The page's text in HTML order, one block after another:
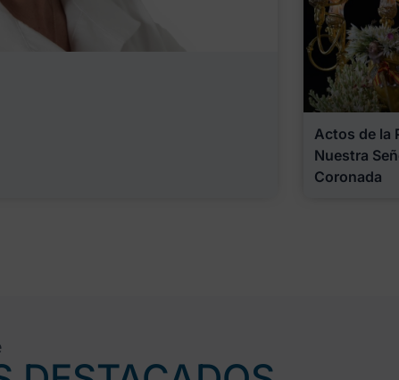
Actos de la
Nuestra
Coronada